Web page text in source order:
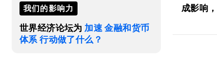
我们的影响力
世界经济论坛为 加速 金融和货币
体系 行动做了什么？
成影响